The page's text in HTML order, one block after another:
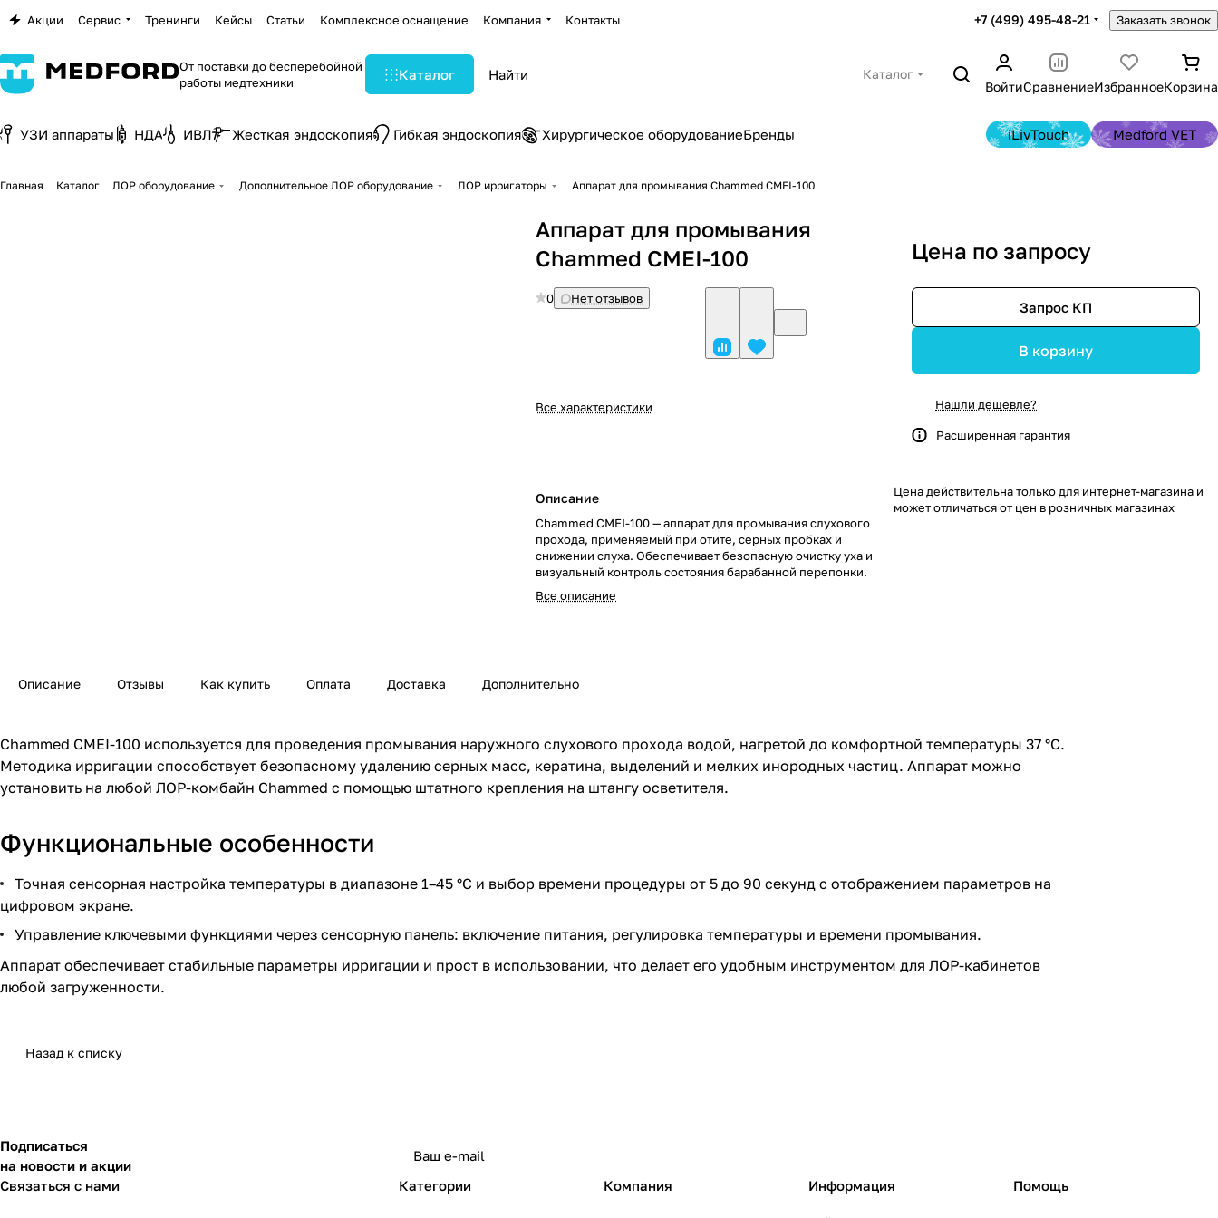
Акции Сервис Тренинги Кейсы Статьи Комплексное оснащение Компания Контакты +7 (499) 495-48-21 Заказать звонок
От поставки до бесперебойной
работы медтехники
Каталог
Каталог
ВойтиСравнениеИзбранноеКорзина
УЗИ аппараты НДА ИВЛ Жесткая эндоскопия Гибкая эндоскопия Хирургическое оборудованиеБренды iLivTouch Medford VET
Главная Каталог ЛОР оборудование Дополнительное ЛОР оборудование ЛОР ирригаторы Аппарат для промывания Chammed CMEI-100
Аппарат для промывания
Chammed CMEI-100
0 Нет отзывов
Все характеристики
Описание
Chammed CMEI-100 — аппарат для промывания слухового
прохода, применяемый при отите, серных пробках и
снижении слуха. Обеспечивает безопасную очистку уха и
визуальный контроль состояния барабанной перепонки.
Все описание
Цена по запросу
Запрос КП
В корзину
Нашли дешевле?
Расширенная гарантия
Цена действительна только для интернет-магазина и
может отличаться от цен в розничных магазинах
Описание Отзывы Как купить Оплата Доставка Дополнительно
Chammed CMEI-100 используется для проведения промывания наружного слухового прохода водой, нагретой до комфортной температуры 37 °C.
Методика ирригации способствует безопасному удалению серных масс, кератина, выделений и мелких инородных частиц. Аппарат можно
установить на любой ЛОР-комбайн Chammed с помощью штатного крепления на штангу осветителя.
Функциональные особенности
Точная сенсорная настройка температуры в диапазоне 1–45 °C и выбор времени процедуры от 5 до 90 секунд с отображением параметров на
цифровом экране.
Управление ключевыми функциями через сенсорную панель: включение питания, регулировка температуры и времени промывания.
Аппарат обеспечивает стабильные параметры ирригации и прост в использовании, что делает его удобным инструментом для ЛОР-кабинетов
любой загруженности.
Назад к списку
Подписаться
на новости и акции
Связаться с нами
Категории Компания Информация Помощь